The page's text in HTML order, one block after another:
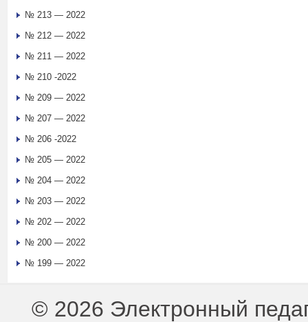
№ 213 — 2022
№ 212 — 2022
№ 211 — 2022
№ 210 -2022
№ 209 — 2022
№ 207 — 2022
№ 206 -2022
№ 205 — 2022
№ 204 — 2022
№ 203 — 2022
№ 202 — 2022
№ 200 — 2022
№ 199 — 2022
© 2026 Электронный